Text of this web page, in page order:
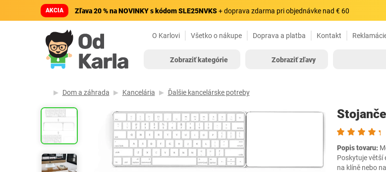
AKCIA Zľava 20 % na NOVINKY s kódom SLE25NVKS+ doprava zdarma pri objednávke nad € 60
O Karlovi Všetko o nákupe Doprava a platba Kontakt
Zobraziť kategórie Zobraziť zľavy
Dom a záhrada Kancelária Ďalšie kancelárske potreby
Popis tovaru:
Poskytuje větší
na klíně nebo